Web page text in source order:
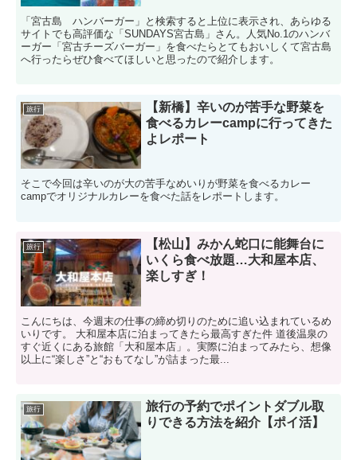
「宮古島 ハンバーガー」と検索すると上位に表示され、あらゆる
サイトでも高評価な「SUNDAYS宮古島」さん。人気No.1のハンバ
ーガー「宮古チーズバーガー」を食べたらとてもおいしくて宮古島
へ行ったらぜひ食べてほしいと思ったので紹介します。
旅行
【新橋】辛いのが苦手な野菜を
食べるカレーcampに行ってきた
よレポート
そこで今回は辛いのが大の苦手なめいりが野菜を食べるカレー
campでオリジナルカレーを食べた話をレポートします。
旅行
【松山】みかん蛇口に能舞台に
いくら食べ放題…大和屋本店、
楽しすぎ！
こんにちは、今週末の仕事の締め切りのために追い込まれているめ
いりです。 大和屋本店に泊まってきたら最高すぎた件 道後温泉の
すぐ近くにある旅館「大和屋本店」。実際に泊まってみたら、想像
以上に“楽しさ”と“おもてなし”が詰まった最...
旅行
旅行の予約でポイントダブル取
りできる方法を紹介【ポイ活】